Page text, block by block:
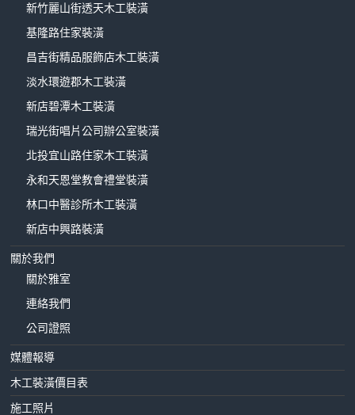
新竹麗山街透天木工裝潢
基隆路住家裝潢
昌吉街精品服飾店木工裝潢
淡水環遊郡木工裝潢
新店碧潭木工裝潢
瑞光街唱片公司辦公室裝潢
北投宜山路住家木工裝潢
永和天恩堂教會禮堂裝潢
林口中醫診所木工裝潢
新店中興路裝潢
關於我們
關於雅室
連絡我們
公司證照
媒體報導
木工裝潢價目表
施工照片